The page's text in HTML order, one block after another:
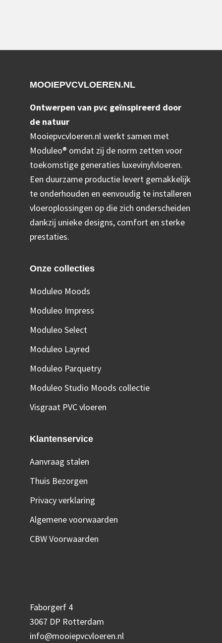
Footer
MOOIEPVCVLOEREN.NL
Ontwerpen van pvc geïnspireerd door
de natuur
Mooiepvcvloeren.nl werkt samen met
Moduleo® omdat zij de norm zetten voor
toekomstige generaties luxevinylvloeren.
Een duurzame productie levert gemakkelijk
te onderhouden en eenvoudig te installeren
vloeroplossingen op die zich onderscheiden
dankzij unieke designs, comfort en sterke
prestaties.
Onze collecties
Moduleo Moods
Moduleo Impress
Moduleo Select
Moduleo Layred
Moduleo Parquetry
Moduleo Studio Moods collectie
Visgraat PVC vloeren
Klantenservice
Aanvraag stalen
Thuis Bezorgen
Privacy verklaring
Algemene voorwaarden
CBW Voorwaarden
Faborgerf 4
3067 DP Rotterdam
info@mooiepvcvloeren.nl